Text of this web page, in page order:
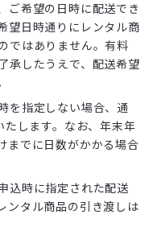
ご希望の日時に配送でき
望日時通りにレンタル商
ではありません。有料
承したうえで、配送希望
を指定しない場合、通
します。なお、年末年
までに日数がかかる場合
込時に指定された配送
ンタル商品の引き渡しは